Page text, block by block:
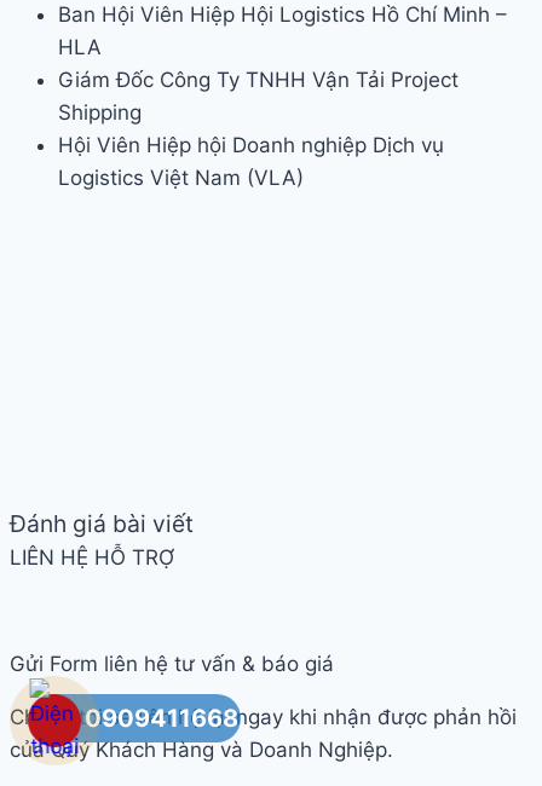
Ban Hội Viên Hiệp Hội Logistics Hồ Chí Minh –
HLA
Giám Đốc Công Ty TNHH Vận Tải Project
Shipping
Hội Viên Hiệp hội Doanh nghiệp Dịch vụ
Logistics Việt Nam (VLA)
Đánh giá bài viết
LIÊN HỆ HỖ TRỢ
Gửi Form liên hệ tư vấn & báo giá
Chúng tôi sẽ liên hệ lại ngay khi nhận được phản hồi
của Quý Khách Hàng và Doanh Nghiệp.
0909411668